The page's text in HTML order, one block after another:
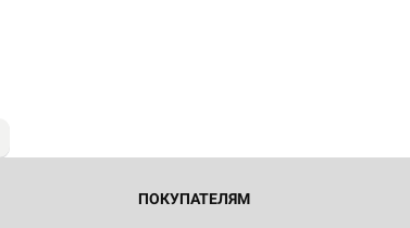
ПОКУПАТЕЛЯМ